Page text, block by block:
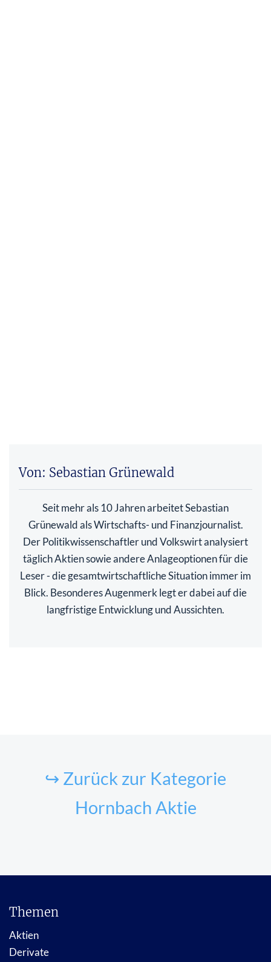
Von: Sebastian Grünewald
Seit mehr als 10 Jahren arbeitet Sebastian
Grünewald als Wirtschafts- und Finanzjournalist.
Der Politikwissenschaftler und Volkswirt analysiert
täglich Aktien sowie andere Anlageoptionen für die
Leser - die gesamtwirtschaftliche Situation immer im
Blick. Besonderes Augenmerk legt er dabei auf die
langfristige Entwicklung und Aussichten.
↪ Zurück zur Kategorie
Hornbach Aktie
Themen
Aktien
Derivate